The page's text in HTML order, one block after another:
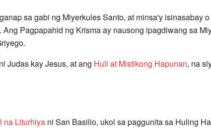
sa gabi ng Miyerkules Santo, at minsa'y isinasabay
. Ang Pagpapahid ng Krisma ay nausong ipagdiwang sa
Judas kay Jesus, at ang Huli at Mistikong Hapunan, na
na Liturhiya ni San Basilio, ukol sa paggunita sa Huling